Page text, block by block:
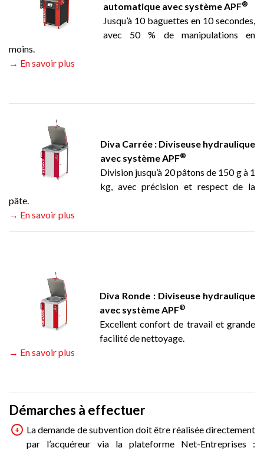
automatique avec système APF®
Jusqu’à 10 baguettes en 10 secondes,
avec 50 % de manipulations en
moins.
→ En savoir plus
Diva Carrée : Diviseuse hydraulique
avec système APF®
Division jusqu’à 20 pâtons de 150 g à 1
kg, avec précision et respect de la
pâte.
→ En savoir plus
Diva Ronde : Diviseuse hydraulique
avec système APF®
Excellent confort de travail et grande
facilité de nettoyage.
→ En savoir plus
Démarches à effectuer
La demande de subvention doit être réalisée directement
par l’acquéreur via la plateforme Net-Entreprises :